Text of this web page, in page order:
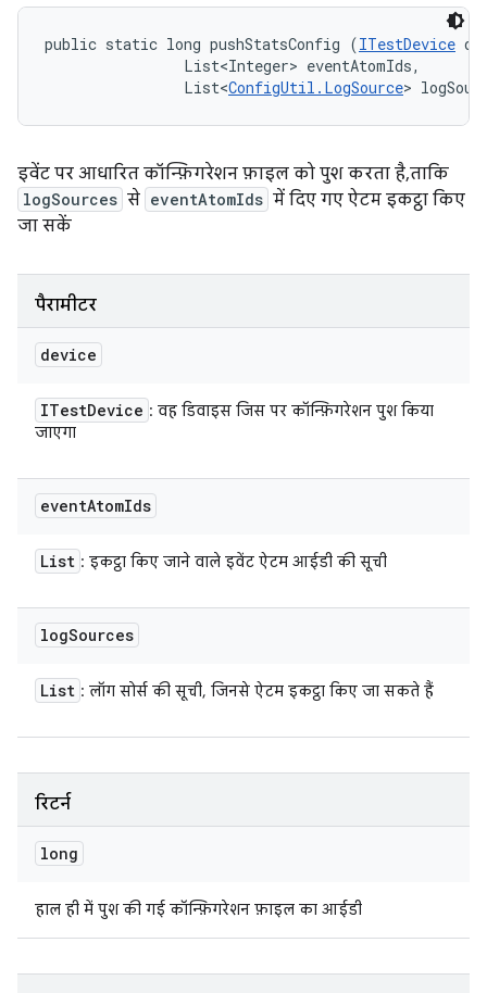
public static long pushStatsConfig (ITestDevice
                List<Integer> eventAtomIds,
                List<
ConfigUtil.LogSource>
इवेंट पर आधारित कॉन्फ़िगरेशन फ़ाइल को पुश करता है, ताकि
logSources से eventAtomIds में दिए गए ऐटम इकट्ठा किए
जा सकें
पैरामीटर
device
ITestDevice : वह डिवाइस जिस पर कॉन्फ़िगरेशन पुश किया
जाएगा
eventAtomIds
List : इकट्ठा किए जाने वाले इवेंट ऐटम आईडी की सूची
logSources
List : लॉग सोर्स की सूची, जिनसे ऐटम इकट्ठा किए जा सकते हैं
रिटर्न
long
हाल ही में पुश की गई कॉन्फ़िगरेशन फ़ाइल का आईडी